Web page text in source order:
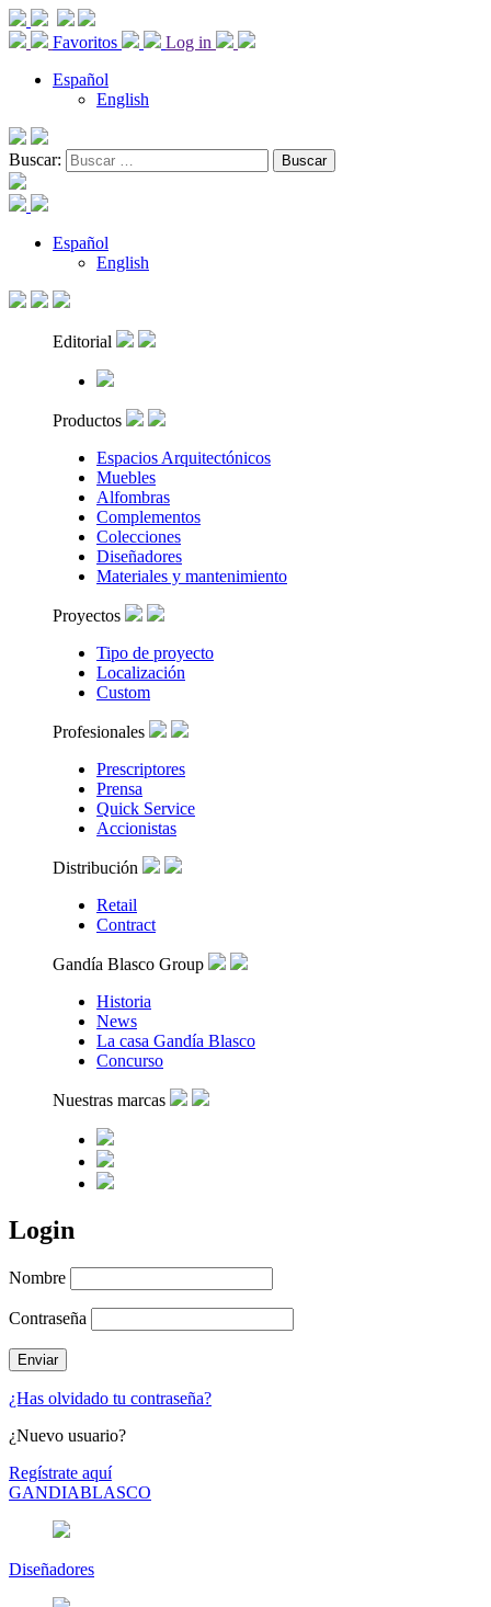
Favoritos
Log in
Español
English
Buscar:
Español
English
Editorial
Productos
Espacios Arquitectónicos
Muebles
Alfombras
Complementos
Colecciones
Diseñadores
Materiales y mantenimiento
Proyectos
Tipo de proyecto
Localización
Custom
Profesionales
Prescriptores
Prensa
Quick Service
Accionistas
Distribución
Retail
Contract
Gandía Blasco Group
Historia
News
La casa Gandía Blasco
Concurso
Nuestras marcas
Login
Nombre
Contraseña
¿Has olvidado tu contraseña?
¿Nuevo usuario?
Regístrate aquí
GANDIABLASCO
Diseñadores